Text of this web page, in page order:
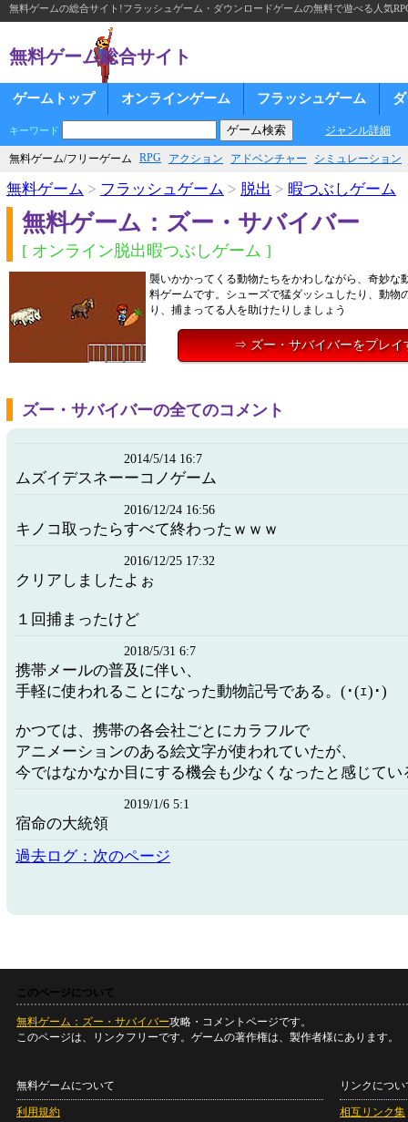
無料ゲームの総合サイト!フラッシュゲーム・ダウンロードゲームの無料で遊べる人気
無料ゲーム総合サイト
ゲームトップ オンラインゲーム フラッシュゲーム
キーワード ジャンル詳細
無料ゲーム/フリーゲーム RPG アクション アドベンチャー シミュレーション
無料ゲーム > フラッシュゲーム > 脱出 > 暇つぶしゲーム
無料ゲーム：ズー・サバイバー
[ オンライン脱出暇つぶしゲーム ]
襲いかかってくる動物たちをかわしながら、奇妙な
料ゲームです。シューズで猛ダッシュしたり、動物
り、捕まってる人を助けたりしましょう
⇒ ズー・サバイバーをプレイ
ズー・サバイバーの全てのコメント
2014/5/14 16:7
ムズイデスネーーコノゲーム
2016/12/24 16:56
キノコ取ったらすべて終わったｗｗｗ
2016/12/25 17:32
クリアしましたよぉ
１回捕まったけど
2018/5/31 6:7
携帯メールの普及に伴い、
手軽に使われることになった動物記号である。(･(ｪ)･)
かつては、携帯の各会社ごとにカラフルで
アニメーションのある絵文字が使われていたが、
今ではなかなか目にする機会も少なくなったと感じてい
2019/1/6 5:1
宿命の大統領
過去ログ：次のページ
このページについて
無料ゲーム：ズー・サバイバー攻略・コメントページです。
このページは、リンクフリーです。ゲームの著作権は、製作者様にあります。
無料ゲームについて
利用規約
リンクについ
相互リンク集